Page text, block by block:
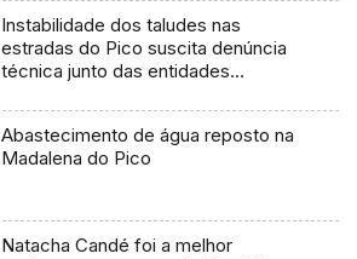
Instabilidade dos taludes nas
estradas do Pico suscita denúncia
técnica junto das entidades
Abastecimento de água reposto na
Madalena do Pico
Natacha Candé foi a melhor